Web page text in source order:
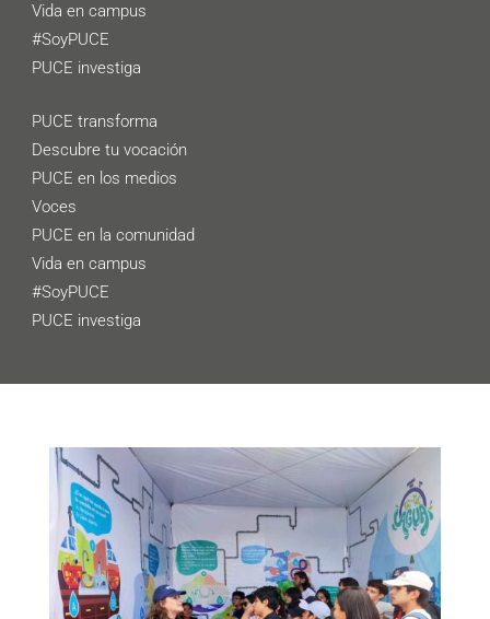
Vida en campus
#SoyPUCE
PUCE investiga
PUCE transforma
Descubre tu vocación
PUCE en los medios
Voces
PUCE en la comunidad
Vida en campus
#SoyPUCE
PUCE investiga